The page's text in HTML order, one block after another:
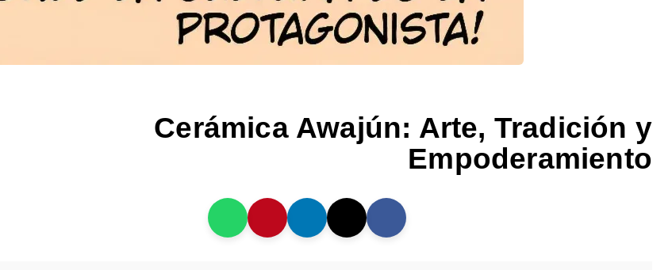
Cerámica Awajún: Arte, Tradición y
Empoderamiento